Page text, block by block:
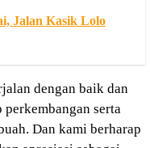
Jalan Kasik Lolo
dengan baik dan
serta
Dan kami berharap